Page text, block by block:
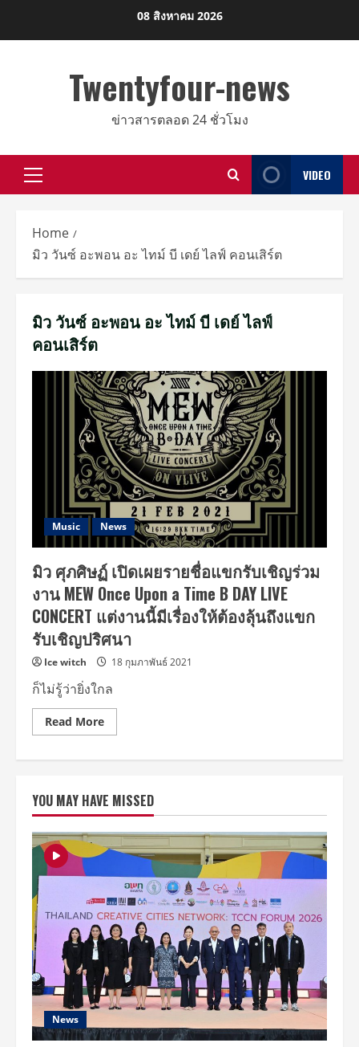
08 สิงหาคม 2026
Twentyfour-news
ข่าวสารตลอด 24 ชั่วโมง
Primary
VIDEO
Home
มิว วันซ์ อะพอน อะ ไทม์ บี เดย์ ไลฟ์ คอนเสิร์ต
มิว วันซ์ อะพอน อะ ไทม์ บี เดย์ ไลฟ์
คอนเสิร์ต
Music News
มิว ศุภศิษฏ์ เปิดเผยรายชื่อแขกรับเชิญร่วม
งาน MEW Once Upon a Time B DAY LIVE
CONCERT แต่งานนี้มีเรื่องให้ต้องลุ้นถึงแขก
รับเชิญปริศนา
Ice witch 18 กุมภาพันธ์ 2021
ก็ไม่รู้ว่ายิ่งใกล
Read MoreRead
more
เผย
ราย
ชื่อ
แขก
รับ
เชิญ
งาน
MEW
Once
Upon
a
Time
B
DAY
LIVE
CONCERT
แต่
งาน
นี้
มี
เรื่อง
YOU MAY HAVE MISSED
News